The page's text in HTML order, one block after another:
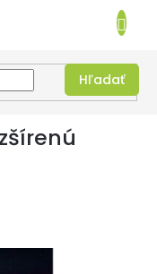
Hľadať
KOŠÍK